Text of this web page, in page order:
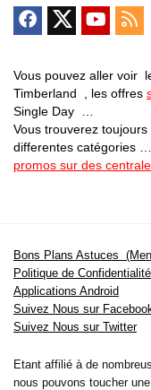
Vous pouvez aller voir
Timberland , les offres
Single Day …
Vous trouverez
differentes catégories
promos sur des
Bons Plans Astuces
Politique de Confidentialité
Applications Android
Suivez Nous sur
Suivez Nous sur Twitter
Etant affilié à de
nous pouvons toucher